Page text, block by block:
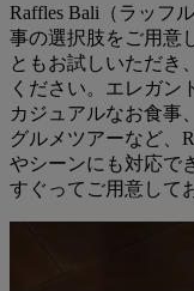
Raffles Bali（ラッフ
事の選択肢をご用意
ともお試しいただき
ください。エレガン
カジュアルなお食事
グルメツアーなど、
やシーンにも対応で
すぐってご用意して